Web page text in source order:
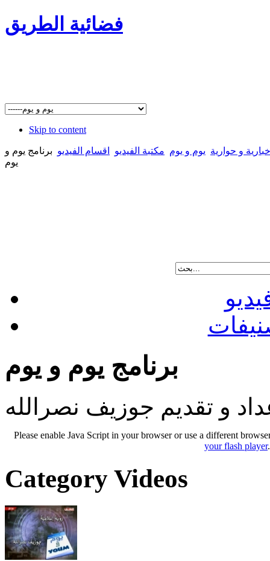
فضائية الطريق
Skip to content
و حوارية يوم و يوم مكتبة الفيديو اقسام الفيديو برنامج يوم و
يوم
برنامج يوم و يوم
و تقديم جوزيف نصرالله
Please enable Java Script in your browser or use a different
your flash player.
Category Videos